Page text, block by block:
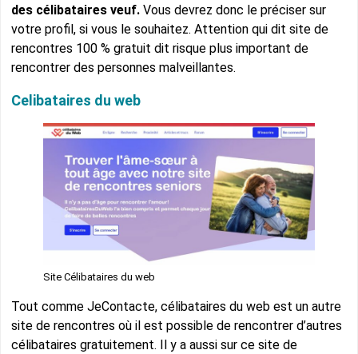
des célibataires veuf.Vous devrez donc le préciser sur
votre profil, si vous le souhaitez. Attention qui dit site de
rencontres 100 % gratuit dit risque plus important de
rencontrer des personnes malveillantes.
Celibataires du web
Site Célibataires du web
Tout comme JeContacte, célibataires du web est un autre
site de rencontres où il est possible de rencontrer d’autres
célibataires gratuitement. Il y a aussi sur ce site de